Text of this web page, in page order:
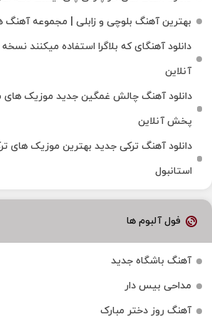
بهترین آهنگ بلوچی و زابلی | مجموعه
دانلود آهنگای که بلاگرا استفاده میکنند
آنلاین
دانلود آهنگ چالش غمگین جدید موزیک
پخش آنلاین
دانلود آهنگ ترکی جدید بهترین موزیک‌ های
استانبول
فول آلبوم ها
آهنگ باشگاه جدید
مداحی بیس دار
آهنگ روز دختر مبارک